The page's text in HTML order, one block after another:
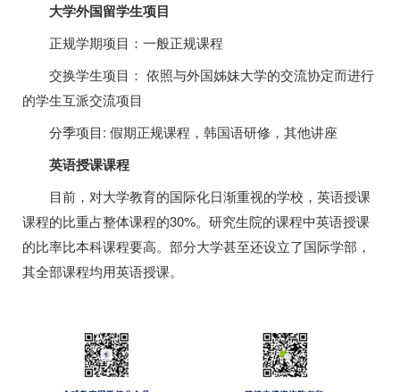
大学外国留学生项目
正规学期项目：一般正规课程
交换学生项目： 依照与外国姊妹大学的交流协定而进行
的学生互派交流项目
分季项目: 假期正规课程，韩国语研修，其他讲座
英语授课课程
目前，对大学教育的国际化日渐重视的学校，英语授课
课程的比重占整体课程的30%。研究生院的课程中英语授课
的比率比本科课程要高。部分大学甚至还设立了国际学部，
其全部课程均用英语授课。